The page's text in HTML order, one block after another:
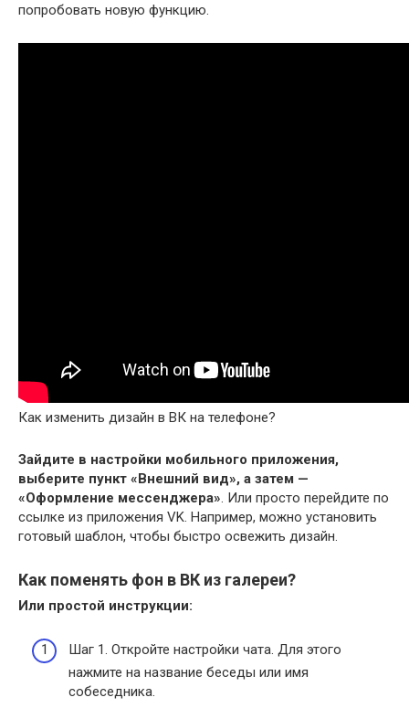
попробовать новую функцию.
Как изменить дизайн в ВК на телефоне?
Зайдите в настройки мобильного приложения,
выберите пункт «Внешний вид», а затем —
«Оформление мессенджера». Или просто перейдите по
ссылке из приложения VK. Например, можно установить
готовый шаблон, чтобы быстро освежить дизайн.
Как поменять фон в ВК из галереи?
Или простой инструкции:
Шаг 1. Откройте настройки чата. Для этого
нажмите на название беседы или имя
собеседника.